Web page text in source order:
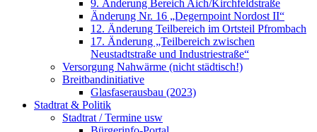
9. Änderung Bereich Aich/Kirchfeldstraße
Änderung Nr. 16 „Degernpoint Nordost II“
12. Änderung Teilbereich im Ortsteil Pfrombach
17. Änderung „Teilbereich zwischen
Neustadtstraße und Industriestraße“
Versorgung Nahwärme (nicht städtisch!)
Breitbandinitiative
Glasfaserausbau (2023)
Stadtrat & Politik
Stadtrat / Termine usw